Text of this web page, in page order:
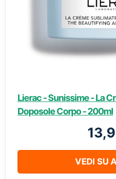
Lierac - Sunissime - La
Doposole Corpo - 200ml
VEDI SU